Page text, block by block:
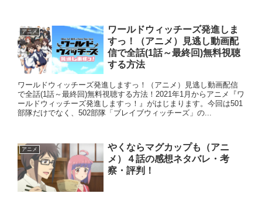
アニメ
ワールドウィッチーズ発進しま
すっ！（アニメ）見逃し動画配
信で全話(1話～最終回)無料視聴
する方法
ワールドウィッチーズ発進しますっ！（アニメ）見逃し動画配信
で全話(1話～最終回)無料視聴する方法！2021年1月からアニメ『ワ
ールドウィッチーズ発進しますっ！』がはじまります。今回は501
部隊だけでなく、502部隊「ブレイブウィッチーズ」の...
アニメ
やくならマグカップも（アニ
メ）４話の感想ネタバレ・考
察・評判！